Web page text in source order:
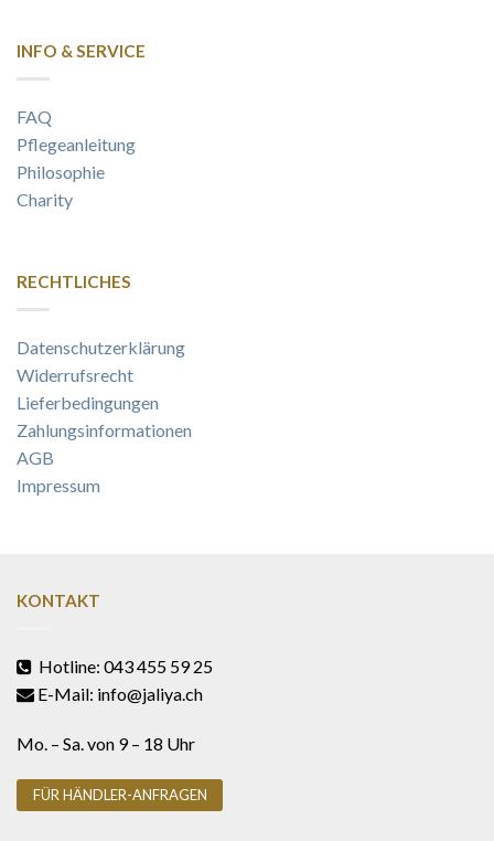
INFO & SERVICE
FAQ
Pflegeanleitung
Philosophie
Charity
RECHTLICHES
Datenschutzerklärung
Widerrufsrecht
Lieferbedingungen
Zahlungsinformationen
AGB
Impressum
KONTAKT
Hotline: 043 455 59 25
E-Mail: info@jaliya.ch
Mo. – Sa. von 9 – 18 Uhr
FÜR HÄNDLER-ANFRAGEN